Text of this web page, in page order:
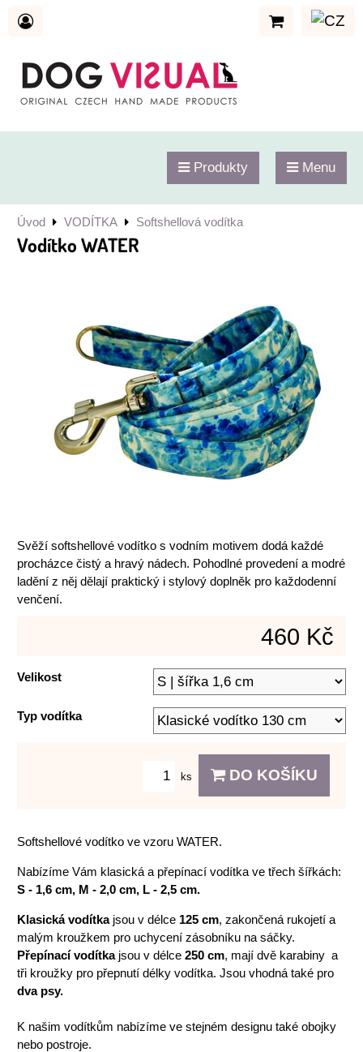
Produkty Menu
Úvod VODÍTKA Softshellová vodítka
Vodítko WATER
Svěží softshellové vodítko s vodním motivem dodá každé
procházce čistý a hravý nádech. Pohodlné provedení a modré
ladění z něj dělají praktický i stylový doplněk pro každodenní
venčení.
460 Kč
Velikost
Typ vodítka
ks DO KOŠÍKU
Softshellové vodítko ve vzoru WATER.
Nabízíme Vám klasická a přepínací vodítka ve třech šířkách:
S - 1,6 cm, M - 2,0 cm, L - 2,5 cm.
Klasická vodítkajsou v délce 125 cm, zakončená rukojetí a
malým kroužkem pro uchycení zásobníku na sáčky.
Přepínací vodítkajsou v délce 250 cm, mají dvě karabiny a
tři kroužky pro přepnutí délky vodítka. Jsou vhodná také pro
dva psy.
K našim vodítkům nabízíme ve stejném designu také obojky
nebo postroje.